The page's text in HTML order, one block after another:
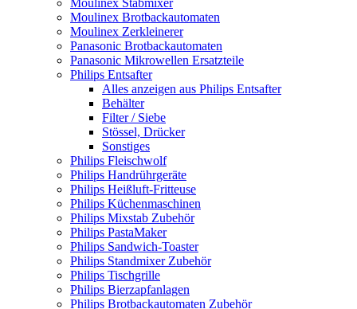
Moulinex Stabmixer
Moulinex Brotbackautomaten
Moulinex Zerkleinerer
Panasonic Brotbackautomaten
Panasonic Mikrowellen Ersatzteile
Philips Entsafter
Alles anzeigen aus Philips Entsafter
Behälter
Filter / Siebe
Stössel, Drücker
Sonstiges
Philips Fleischwolf
Philips Handrührgeräte
Philips Heißluft-Fritteuse
Philips Küchenmaschinen
Philips Mixstab Zubehör
Philips PastaMaker
Philips Sandwich-Toaster
Philips Standmixer Zubehör
Philips Tischgrille
Philips Bierzapfanlagen
Philips Brotbackautomaten Zubehör